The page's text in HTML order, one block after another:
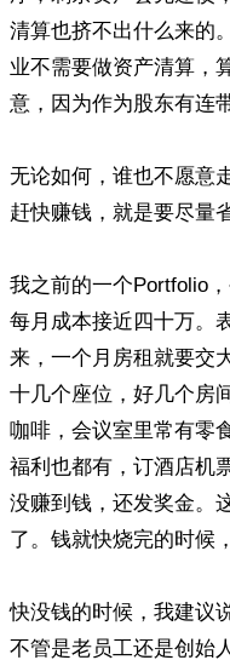
清算也挤不出什么来的
业不需要做资产清算，
意，因为作为股东有连
无论如何，谁也不愿意
赶快赚钱，就是要尽量省
我之前的一个Portfolio
每月成本接近四十万。
来，一个月房租就要交
十几个座位，好几个房
咖啡，会议室里常有零
福利也都有，订酒店机
没赚到钱，还发奖金。
了。钱就快烧完的时候
快没钱的时候，我建议
不管是老员工还是创始